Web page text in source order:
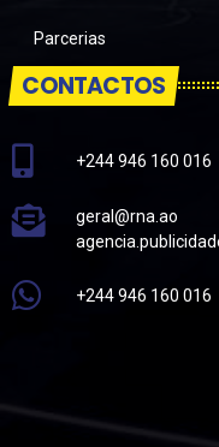
Parcerias
CONTACTOS
+244 946 160 016
geral@rna.ao
+244 946 160 016